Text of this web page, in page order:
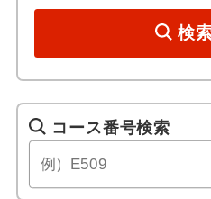
検
世界遺産
歴史コース番号検索